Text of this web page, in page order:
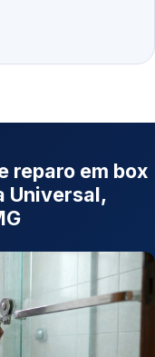
reparo em box
Universal,